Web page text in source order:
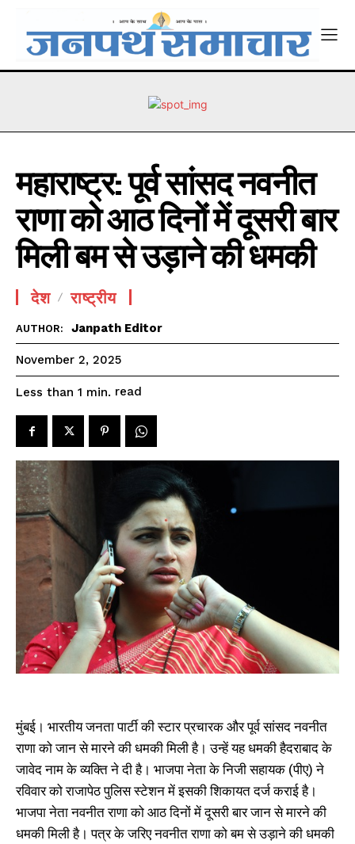
महाराष्ट्र: पूर्व सांसद नवनीत
राणा को आठ दिनों में दूसरी बार
मिली बम से उड़ाने की धमकी
देश राष्ट्रीय
AUTHOR: Janpath Editor
November 2, 2025
Less than 1 min. read
मुंबई। भारतीय जनता पार्टी की स्टार प्रचारक और पूर्व सांसद नवनीत
राणा को जान से मारने की धमकी मिली है। उन्हें यह धमकी हैदराबाद के
जावेद नाम के व्यक्ति ने दी है। भाजपा नेता के निजी सहायक (पीए) ने
रविवार को राजापेठ पुलिस स्टेशन में इसकी शिकायत दर्ज कराई है।
भाजपा नेता नवनीत राणा को आठ दिनों में दूसरी बार जान से मारने की
धमकी मिली है। पत्र के जरिए नवनीत राणा को बम से उड़ाने की धमकी